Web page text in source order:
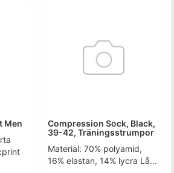
Men
Compression Sock, Black,
39-42, Träningsstrumpor
Material: 70% polyamid,
16% elastan, 14% lycra Lå...